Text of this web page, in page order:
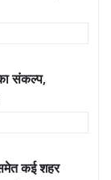
संकल्प,
कई शहर